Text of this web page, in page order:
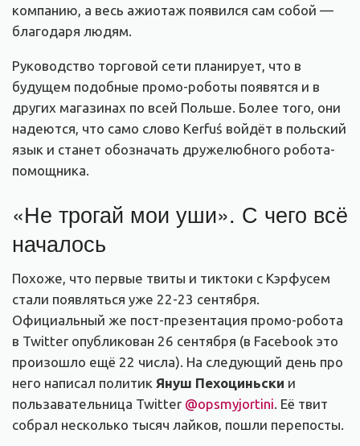
компанию, а весь ажиотаж появился сам собой —
благодаря людям.
Руководство торговой сети планирует, что в
будущем подобные промо-роботы появятся и в
других магазинах по всей Польше. Более того, они
надеются, что само слово Kerfuś войдёт в польский
язык и станет обозначать дружелюбного робота-
помощника.
«Не трогай мои уши». С чего всё
началось
Похоже, что первые твиты и тиктоки с Кэрфусем
стали появляться уже 22-23 сентября.
Официальный же пост-презентация промо-робота
в Twitter опубликован 26 сентября (в Facebook это
произошло ещё 22 числа). На следующий день про
него написал политик Януш Пехоциньски и
пользавательница Twitter @opsmyjortini. Её твит
собрал несколько тысяч лайков, пошли перепосты.